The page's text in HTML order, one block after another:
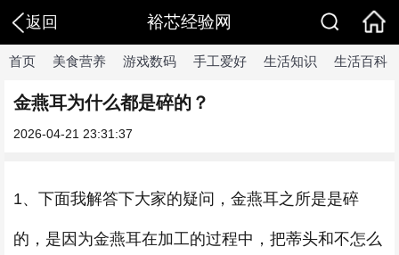
返回 裕芯经验网
首页 美食营养 游戏数码 手工爱好 生活知识 生活百科
金燕耳为什么都是碎的？
2026-04-21 23:31:37
1、下面我解答下大家的疑问，金燕耳之所是是碎
的，是因为金燕耳在加工的过程中，把蒂头和不怎么